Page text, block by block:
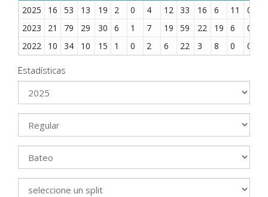
2025
16 53 13 19 2 0 4 12 33 16 6 11
0
2023
21 79 29 30 6 1 7 19 59 22 19 6
0
2022
10 34 10 15 1 0 2 6 22 3 8 0 0
Estadísticas